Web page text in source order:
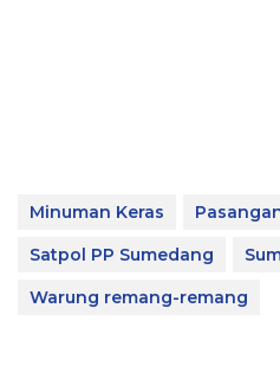
Minuman Keras
Satpol PP Sumedang
Warung remang-remang